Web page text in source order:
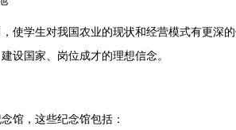
学生对我国农业的现状和经营模式有更深
设国家、岗位成才的理想信念。
，这些纪念馆包括：